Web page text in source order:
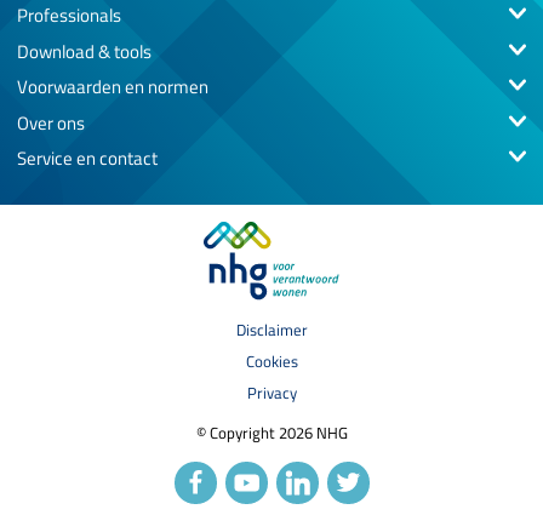
Professionals
Download & tools
Voorwaarden en normen
Over ons
Service en contact
© Copyright 2026 NHG
Disclaimer
Cookies
Privacy